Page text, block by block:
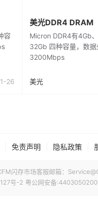
容
26
美光DDR4 DRAM
Micron DDR4有4Gb
32Gb 四种容量，数
3200Mbps
美光
免责声明 隐私政策
闪存市场客服邮箱：
号-2 粤公网安备